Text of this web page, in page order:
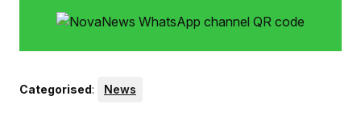
Categorised: News